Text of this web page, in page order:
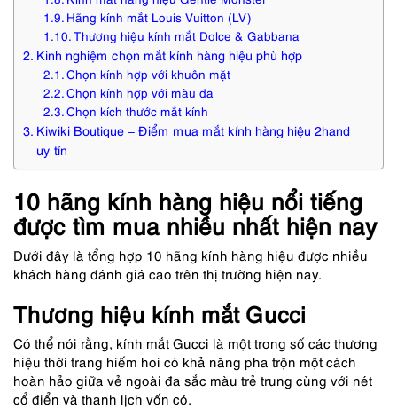
Hãng kính mắt Louis Vuitton (LV)
Thương hiệu kính mắt Dolce & Gabbana
Kinh nghiệm chọn mắt kính hàng hiệu phù hợp
Chọn kính hợp với khuôn mặt
Chọn kính hợp với màu da
Chọn kích thước mắt kính
Kiwiki Boutique – Điểm mua mắt kính hàng hiệu 2hand
uy tín
10 hãng kính hàng hiệu nổi tiếng
được tìm mua nhiều nhất hiện nay
Dưới đây là tổng hợp 10 hãng kính hàng hiệu được nhiều
khách hàng đánh giá cao trên thị trường hiện nay.
Thương hiệu kính mắt Gucci
Có thể nói rằng, kính mắt Gucci là một trong số các thương
hiệu thời trang hiếm hoi có khả năng pha trộn một cách
hoàn hảo giữa vẻ ngoài đa sắc màu trẻ trung cùng với nét
cổ điển và thanh lịch vốn có.